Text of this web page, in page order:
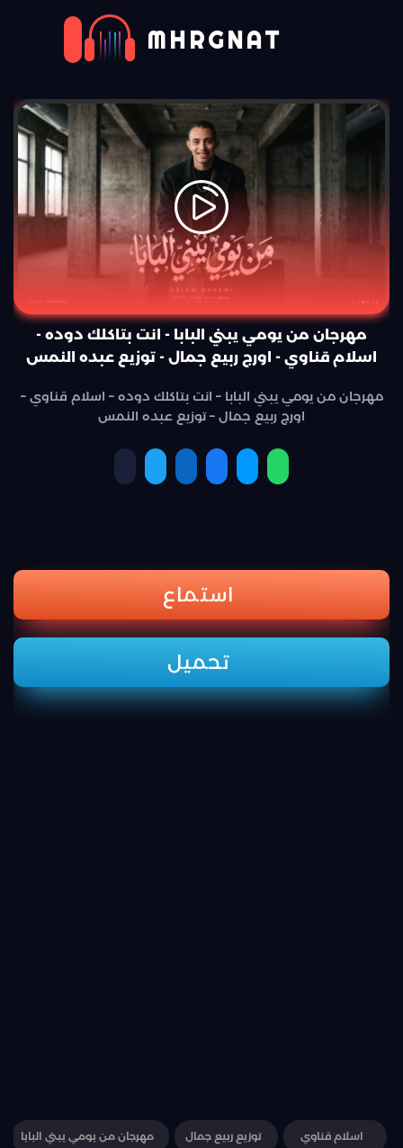
MHRGNAT
مهرجان من يومي يبني البابا - انت بتاكلك دوده -
اسلام قناوي - اورج ربيع جمال - توزيع عبده النمس
مهرجان من يومي يبني البابا – انت بتاكلك دوده – اسلام قناوي –
اورج ربيع جمال – توزيع عبده النمس
استماع
تحميل
اسلام قناوي توزيع ربيع جمال مهرجان من يومي يبني البابا